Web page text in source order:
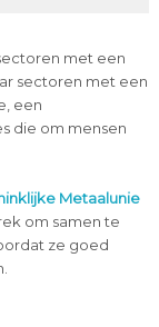
met een
sectoren met een
een
die om mensen
Metaalunie
om samen te
ze goed